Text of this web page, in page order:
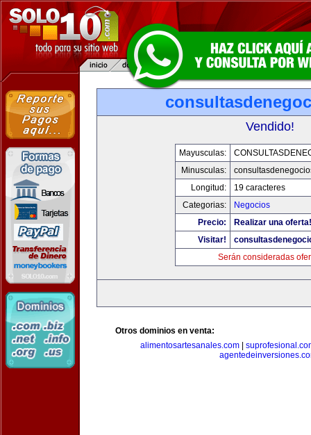
Vendido!
Mayusculas:
Minusculas:
Longitud:
19 caracteres
Categorias:
Negocios
Precio:
Realizar una oferta!
Visitar!
Serán consideradas
Otros dominios en venta:
alimentosartesanales.com